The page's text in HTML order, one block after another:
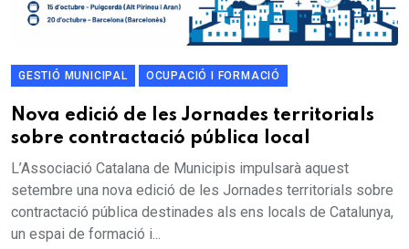
GESTIÓ MUNICIPAL OCUPACIÓ I FORMACIÓ
Nova edició de les Jornades territorials
sobre contractació pública local
L’Associació Catalana de Municipis impulsarà aquest
setembre una nova edició de les Jornades territorials sobre
contractació pública destinades als ens locals de Catalunya,
un espai de formació i...